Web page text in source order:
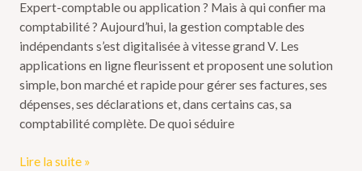
Expert-comptable ou application ? Mais à qui confier ma
comptabilité ? Aujourd’hui, la gestion comptable des
indépendants s’est digitalisée à vitesse grand V. Les
applications en ligne fleurissent et proposent une solution
simple, bon marché et rapide pour gérer ses factures, ses
dépenses, ses déclarations et, dans certains cas, sa
comptabilité complète. De quoi séduire
Lire la suite »